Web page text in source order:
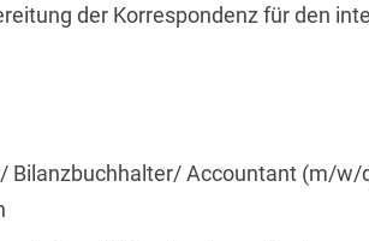
der Korrespondenz für den
Bilanzbuchhalter/ Accountant (m/w/